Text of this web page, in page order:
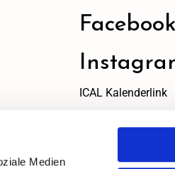
Medien
Facebook
ICAL Kalenderlink
ICAL
zum